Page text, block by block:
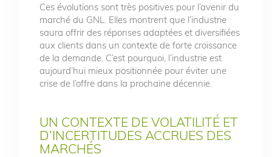
Ces évolutions sont très positives pour l’avenir du
marché du GNL. Elles montrent que l’industrie
saura offrir des réponses adaptées et diversifiées
aux clients dans un contexte de forte croissance
de la demande. C’est pourquoi, l’industrie est
aujourd’hui mieux positionnée pour éviter une
crise de l’offre dans la prochaine décennie.
UN CONTEXTE DE VOLATILITÉ ET
D’INCERTITUDES ACCRUES DES
MARCHÉS